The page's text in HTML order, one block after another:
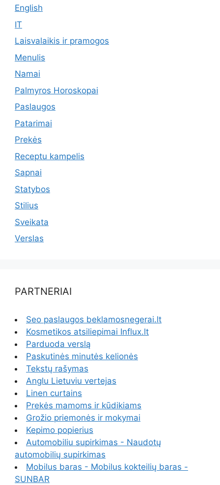
English
IT
Laisvalaikis ir pramogos
Menulis
Namai
Palmyros Horoskopai
Paslaugos
Patarimai
Prekės
Receptu kampelis
Sapnai
Statybos
Stilius
Sveikata
Verslas
PARTNERIAI
Seo paslaugos beklamosnegerai.lt
Kosmetikos atsiliepimai Influx.lt
Parduoda verslą
Paskutinės minutės kelionės
Tekstų rašymas
Anglu Lietuviu vertejas
Linen curtains
Prekės mamoms ir kūdikiams
Grožio priemonės ir mokymai
Kepimo popierius
Automobiliu supirkimas - Naudotų
automobilių supirkimas
Mobilus baras - Mobilus kokteilių baras -
SUNBAR